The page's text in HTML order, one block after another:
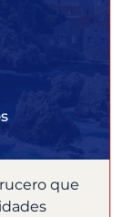
que